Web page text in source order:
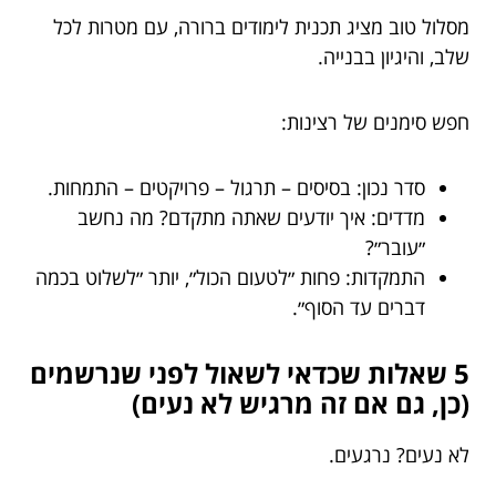
מסלול טוב מציג תכנית לימודים ברורה, עם מטרות לכל
שלב, והיגיון בבנייה.
חפש סימנים של רצינות:
סדר נכון: בסיסים – תרגול – פרויקטים – התמחות.
מדדים: איך יודעים שאתה מתקדם? מה נחשב
״עובר״?
התמקדות: פחות ״לטעום הכול״, יותר ״לשלוט בכמה
דברים עד הסוף״.
5 שאלות שכדאי לשאול לפני שנרשמים
(כן, גם אם זה מרגיש לא נעים)
לא נעים? נרגעים.